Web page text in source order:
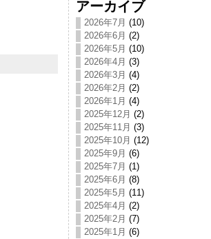
アーカイブ
2026年7月 (10)
2026年6月 (2)
2026年5月 (10)
2026年4月 (3)
2026年3月 (4)
2026年2月 (2)
2026年1月 (4)
2025年12月 (2)
2025年11月 (3)
2025年10月 (12)
2025年9月 (6)
2025年7月 (1)
2025年6月 (8)
2025年5月 (11)
2025年4月 (2)
2025年2月 (7)
2025年1月 (6)